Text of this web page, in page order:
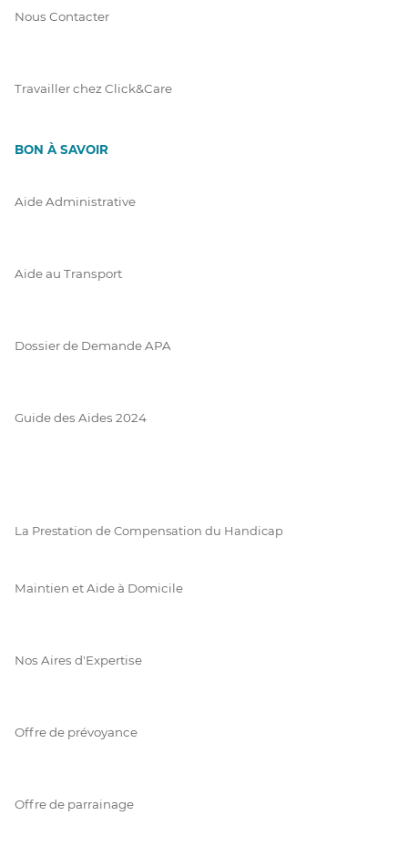
Nous Contacter
Travailler chez Click&Care
BON À SAVOIR
Aide Administrative
Aide au Transport
Dossier de Demande APA
Guide des Aides 2024
La Prestation de Compensation du Handicap
Maintien et Aide à Domicile
Nos Aires d'Expertise
Offre de prévoyance
Offre de parrainage